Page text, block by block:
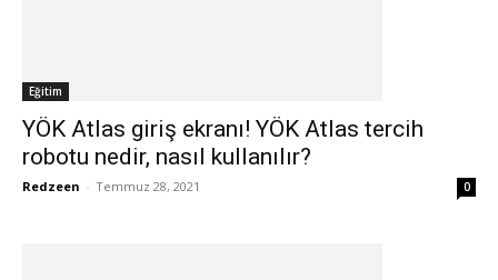
Eğitim
YÖK Atlas giriş ekranı! YÖK Atlas tercih
robotu nedir, nasıl kullanılır?
Redzeen - Temmuz 28, 2021 0